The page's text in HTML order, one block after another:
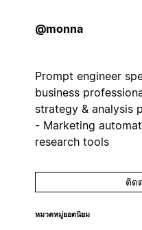
@monna
Prompt engineer
business
strategy & analysis
- Marketing
research tools
ติด
หมวดหมู่ยอดนิยม